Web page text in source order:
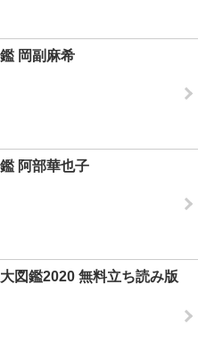
岡副麻希
阿部華也子
図鑑2020 無料立ち読み版